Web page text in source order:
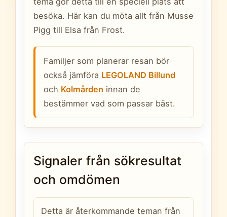
besöka. Här kan du möta allt från Musse
Pigg till Elsa från Frost.
Familjer som planerar resan bör
också jämföra LEGOLAND Billund
och Kolmården innan de
bestämmer vad som passar bäst.
Signaler från sökresultat
och omdömen
Detta är återkommande teman från